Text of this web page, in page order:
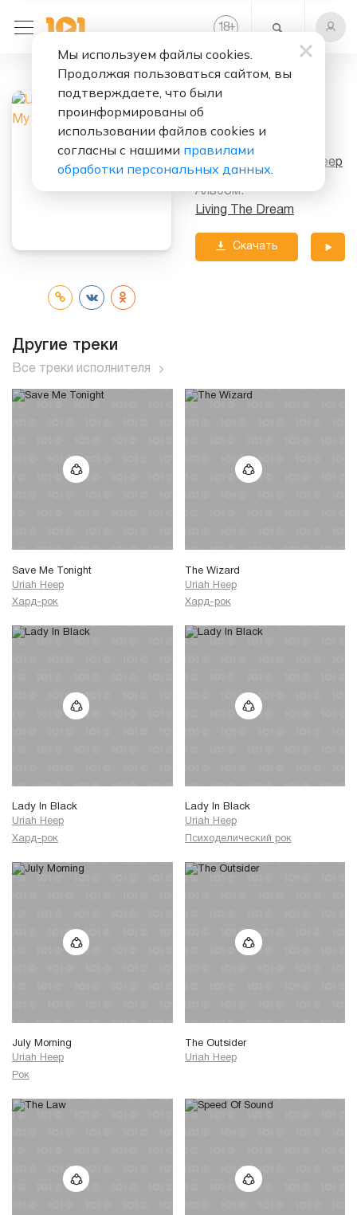
18+
Take Away My
Soul
Uriah Heep
Альбом:
Living The Dream
Скачать
Другие треки
Все треки исполнителя
Save Me Tonight
Uriah Heep
Хард-рок
The Wizard
Uriah Heep
Хард-рок
Lady In Black
Uriah Heep
Хард-рок
Lady In Black
Uriah Heep
Психоделический рок
July Morning
Uriah Heep
Рок
The Outsider
Uriah Heep
Мы используем файлы cookies.
Продолжая пользоваться сайтом, вы
подтверждаете, что были
проинформированы об
использовании файлов cookies и
согласны с нашими правилами
обработки персональных данных.